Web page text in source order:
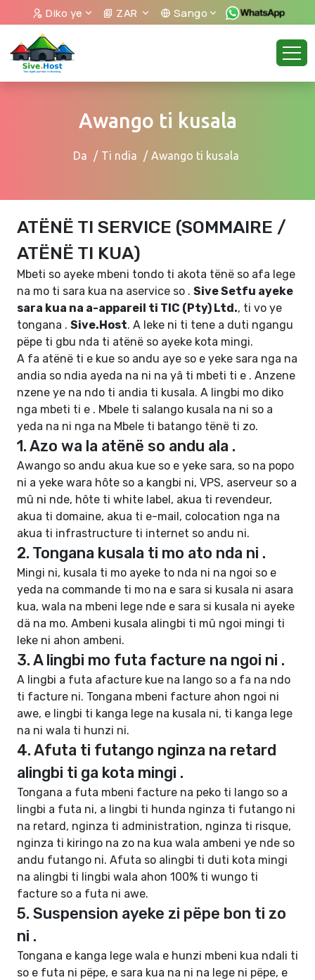
Diko ye ZAR Sango
Awango ti kusala
Da Ti ndia Awango ti kusala
ATËNË TI SERVICE (SOMMAIRE /
ATËNË TI KUA)
Mbeti so ayeke mbeni tondo ti akota tënë so afa lege
na mo ti sara kua na aservice so . Sive Setfu ayeke
sara kua na a-appareil ti TIC (Pty) Ltd., ti vo ye
tongana . Sive.Host. A leke ni ti tene a duti ngangu
pëpe ti gbu nda ti atënë so ayeke kota mingi.
A fa atënë ti e kue so andu aye so e yeke sara nga na
andia so ndia ayeda na ni na yâ ti mbeti ti e . Anzene
nzene ye na ndo ti andia ti kusala. A lingbi mo diko
nga mbeti ti e . Mbele ti salango kusala na ni so a
yeda na ni nga na Mbele ti batango tënë ti zo.
1. Azo wa la atënë so andu ala .
Awango so andu akua kue so e yeke sara, so na popo
ni a yeke wara hôte so a kangbi ni, VPS, aserveur so a
mû ni nde, hôte ti white label, akua ti revendeur,
akua ti domaine, akua ti e-mail, colocation nga na
akua ti infrastructure ti internet so andu ni.
2. Tongana kusala ti mo ato nda ni .
Mingi ni, kusala ti mo ayeke to nda ni na ngoi so e
yeda na commande ti mo na e sara si kusala ni asara
kua, wala na mbeni lege nde e sara si kusala ni ayeke
dä na mo. Ambeni kusala alingbi ti mû ngoi mingi ti
leke ni ahon ambeni.
3. A lingbi mo futa facture na ngoi ni .
A lingbi a futa afacture kue na lango so a fa na ndo
ti facture ni. Tongana mbeni facture ahon ngoi ni
awe, e lingbi ti kanga lege na kusala ni, ti kanga lege
na ni wala ti hunzi ni.
4. Afuta ti futango nginza na retard
alingbi ti ga kota mingi .
Tongana a futa mbeni facture na peko ti lango so a
lingbi a futa ni, a lingbi ti hunda nginza ti futango ni
na retard, nginza ti administration, nginza ti risque,
nginza ti kiringo na zo na kua wala ambeni ye nde so
andu futango ni. Afuta so alingbi ti duti kota mingi
na alingbi ti lingbi wala ahon 100% ti wungo ti
facture so a futa ni awe.
5. Suspension ayeke zi pëpe bon ti zo
ni .
Tongana e kanga lege wala e hunzi mbeni kua ndali ti
so e futa ni pëpe, e sara kua na ni na lege ni pëpe, e